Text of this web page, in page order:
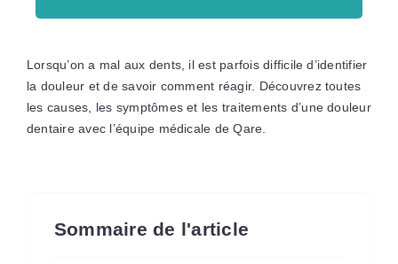
Lorsqu’on a mal aux dents, il est parfois difficile d’identifier
la douleur et de savoir comment réagir. Découvrez toutes
les causes, les symptômes et les traitements d’une douleur
dentaire avec l’équipe médicale de Qare.
Sommaire de l'article